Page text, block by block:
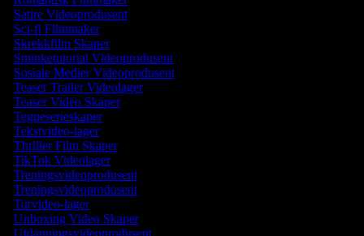
Satire Videoprodusent
Sci-fi Filmmaker
Skrekkfilm Skaper
Sminketutorial Videoprodusent
Sosiale Medier Videoprodusent
Teaser Trailer Videolager
Teaser Video Skaper
Tegneserieskaper
Tekstvideo-lager
Thriller Film Skaper
TikTok Videolager
Treningsvideoprodusent
Treningsvideoprodusent
Turvideo-lager
Unboxing Video Skaper